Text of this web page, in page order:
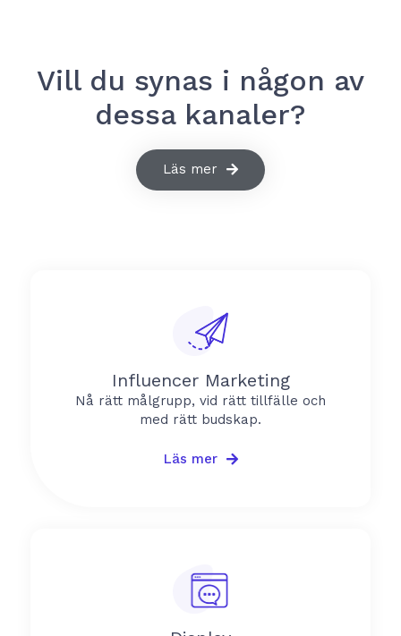
Vill du synas i någon av
dessa kanaler?
Läs mer
Influencer Marketing
Nå rätt målgrupp, vid rätt tillfälle och
med rätt budskap.
Läs mer